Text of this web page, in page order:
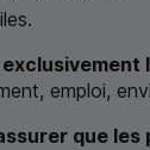
emploi,
que